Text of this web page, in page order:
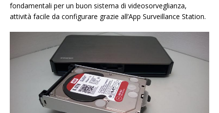
fondamentali per un buon sistema di videosorveglianza,
attività facile da configurare grazie all’App Surveillance Station.